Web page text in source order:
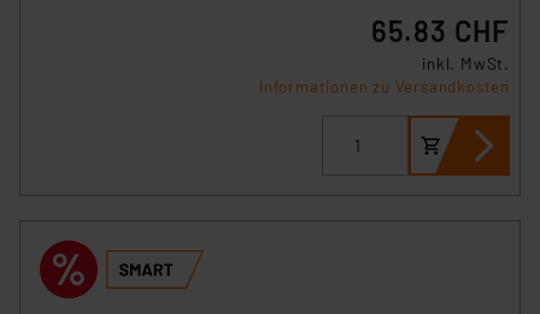
65.83 CHF
inkl. MwSt.
Informationen zu Versandkosten